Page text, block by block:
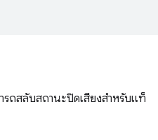
รถสลับสถานะปิดเสียงสำหรับแท็